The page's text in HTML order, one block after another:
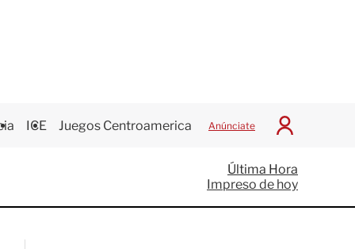
ICE Juegos CentroamericanosAnúnciate
I
c
i
a
Última Hora
Impreso de hoy